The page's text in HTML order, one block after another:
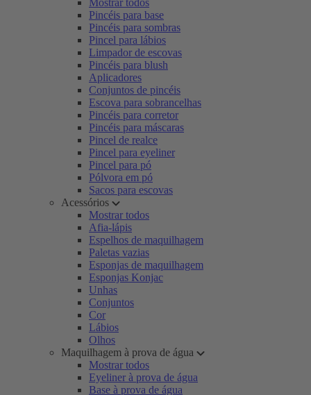
Mostrar todos
Pincéis para base
Pincéis para sombras
Pincel para lábios
Limpador de escovas
Pincéis para blush
Aplicadores
Conjuntos de pincéis
Escova para sobrancelhas
Pincéis para corretor
Pincéis para máscaras
Pincel de realce
Pincel para eyeliner
Pincel para pó
Pólvora em pó
Sacos para escovas
Acessórios
Mostrar todos
Afia-lápis
Espelhos de maquilhagem
Paletas vazias
Esponjas de maquilhagem
Esponjas Konjac
Unhas
Conjuntos
Cor
Lábios
Olhos
Maquilhagem à prova de água
Mostrar todos
Eyeliner à prova de água
Base à prova de água